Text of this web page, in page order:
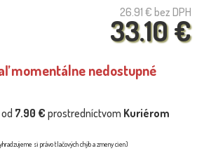
26.91 € bez DPH
33.10 €
momentálne nedostupné
7.90 € prostredníctvom Kuriérom
si právo tlačových chýb a zmeny cien)